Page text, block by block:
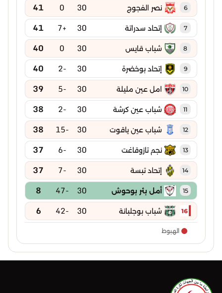
6 نصر الفجوج 30
0
41
7 إتحاد سدراتة 30
+7
41
8 شباب قايس 30
0
40
9 إتحاد بوخضرة 30
-2
40
10 امل عين مليلة 30
-5
39
11 شباب عين كرشة 30
-2
38
12 شباب عين ياقوت 30
-15
38
13 نجم تازوقاغت 30
-6
37
14 إتحاد تبسة 30
-7
37
15 أمل بئر بوحوش 30
-47
8
16 شباب بوجلبانة 30
-42
6
الهبوط